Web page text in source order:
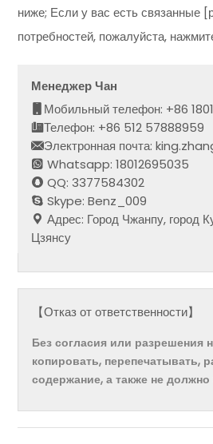
ниже; Если у вас есть связанные
потребностей, пожалуйста,
Менеджер Чан
Мобильный телефон: +86
Телефон: +86 512 57888959
Электронная почта:
Whatsapp: 18012695035
QQ: 3377584302
Skype: Benz_009
Адрес: Город Чжанпу, город
Цзянсу
【Отказ от ответственности】
Без согласия или разрешения
копировать, перепечатывать,
содержание, а также не